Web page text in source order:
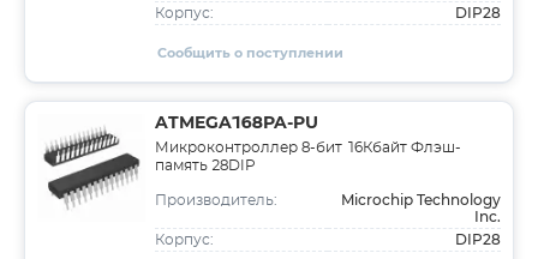
Корпус: DIP28
Сообщить о поступлении
ATMEGA168PA-PU
Микроконтроллер 8-бит 16Кбайт Флэш-
память 28DIP
Производитель:
Microchip Technology
Inc.
Корпус: DIP28